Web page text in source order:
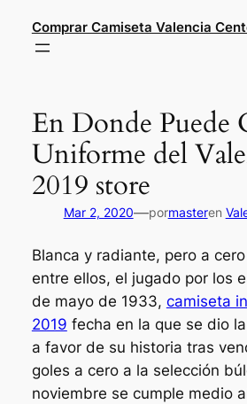
contenido
Comprar Camiseta Valencia
En Donde Puede
Uniforme del
2019 store
Mar 2, 2020—pormasteren
Blanca y radiante, pero a
entre ellos, el jugado por los
de mayo de 1933, camiseta
2019 fecha en la que se dio
a favor de su historia tras
goles a cero a la selección
noviembre se cumple medio